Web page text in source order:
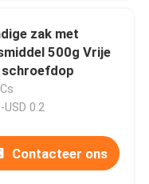
zak met
500g Vrije
USD 0.2
Contacteer ons